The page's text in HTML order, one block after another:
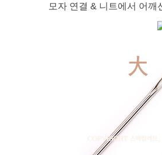
모자 연결 & 니트에서 어